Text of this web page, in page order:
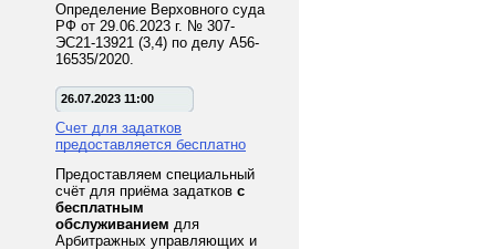
Определение Верховного суда
РФ от 29.06.2023 г. № 307-
ЭС21-13921 (3,4) по делу А56-
16535/2020.
26.07.2023 11:00
Счет для задатков
предоставляется бесплатно
Предоставляем специальный
счёт для приёма задатков с
бесплатным
обслуживанием для
Арбитражных управляющих и